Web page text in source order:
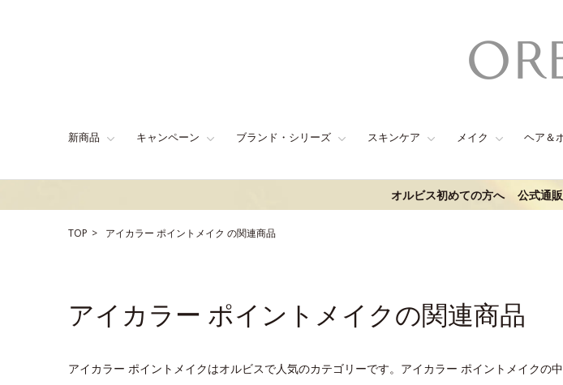
新商品 キャンペーン ブランド・シリーズ スキンケア メイク ヘア＆
オルビス初めての方へ 公式通
TOP アイカラー ポイントメイク の関連商品
アイカラー ポイントメイクの関連商品
アイカラー ポイントメイクはオルビスで人気のカテゴリーです。アイカラー ポイントメイクの